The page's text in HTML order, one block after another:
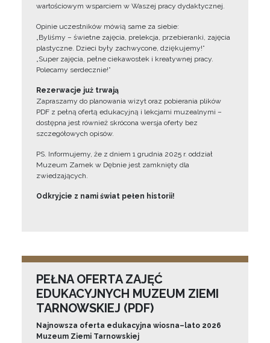
wartościowym wsparciem w Waszej pracy dydaktycznej.
Opinie uczestników mówią same za siebie:
„Byliśmy – świetne zajęcia, prelekcja, przebieranki, zajęcia
plastyczne. Dzieci były zachwycone, dziękujemy!”
„Super zajęcia, pełne ciekawostek i kreatywnej pracy.
Polecamy serdecznie!”
Rezerwacje już trwają
Zapraszamy do planowania wizyt oraz pobierania plików
PDF z pełną ofertą edukacyjną i lekcjami muzealnymi –
dostępna jest również skrócona wersja oferty bez
szczegółowych opisów.
PS. Informujemy, że z dniem 1 grudnia 2025 r. oddział
Muzeum Zamek w Dębnie jest zamknięty dla
zwiedzających.
Odkryjcie z nami świat pełen historii!
PEŁNA OFERTA ZAJĘĆ
EDUKACYJNYCH MUZEUM ZIEMI
TARNOWSKIEJ (PDF)
Najnowsza oferta edukacyjna wiosna–lato 2026
Muzeum Ziemi Tarnowskiej